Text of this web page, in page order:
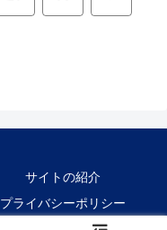
サイトの紹介
プライバシーポリシー